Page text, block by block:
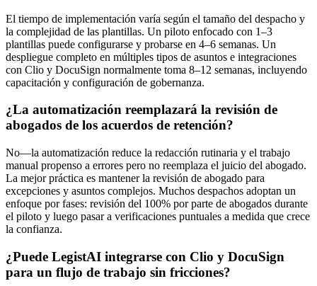
El tiempo de implementación varía según el tamaño del despacho y
la complejidad de las plantillas. Un piloto enfocado con 1–3
plantillas puede configurarse y probarse en 4–6 semanas. Un
despliegue completo en múltiples tipos de asuntos e integraciones
con Clio y DocuSign normalmente toma 8–12 semanas, incluyendo
capacitación y configuración de gobernanza.
¿La automatización reemplazará la revisión de
abogados de los acuerdos de retención?
No—la automatización reduce la redacción rutinaria y el trabajo
manual propenso a errores pero no reemplaza el juicio del abogado.
La mejor práctica es mantener la revisión de abogado para
excepciones y asuntos complejos. Muchos despachos adoptan un
enfoque por fases: revisión del 100% por parte de abogados durante
el piloto y luego pasar a verificaciones puntuales a medida que crece
la confianza.
¿Puede LegistAI integrarse con Clio y DocuSign
para un flujo de trabajo sin fricciones?